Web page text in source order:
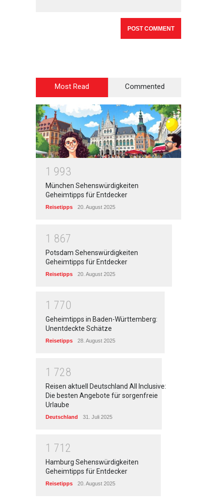
Most Read Commented
1 993
München Sehenswürdigkeiten
Geheimtipps für Entdecker
Reisetipps 20. August 2025
1 867
Potsdam Sehenswürdigkeiten
Geheimtipps für Entdecker
Reisetipps 20. August 2025
1 770
Geheimtipps in Baden-Württemberg:
Unentdeckte Schätze
Reisetipps 28. August 2025
1 728
Reisen aktuell Deutschland All Inclusive:
Die besten Angebote für sorgenfreie
Urlaube
Deutschland 31. Juli 2025
1 71 2
Hamburg Sehenswürdigkeiten
Geheimtipps für Entdecker
Reisetipps 20. August 2025